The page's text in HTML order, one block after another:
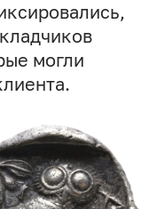
могли